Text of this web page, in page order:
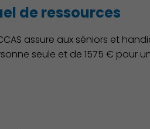
de ressources
assure aux séniors et
seule et de 1575 € pour